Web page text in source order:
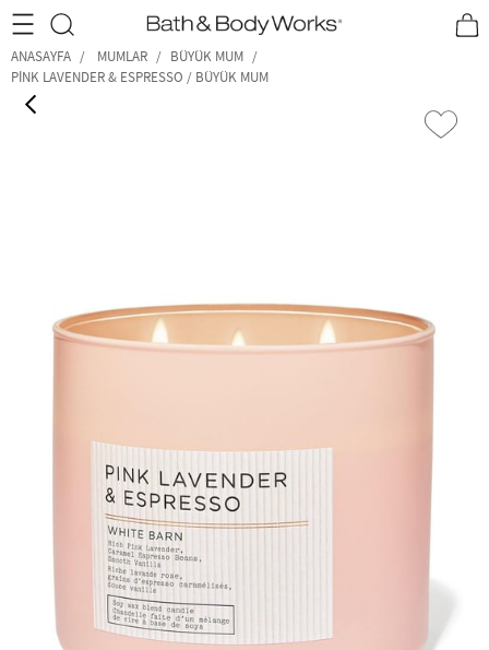
•2200₺ ve Üzeri Kargo Ücretsiz!• *Promosyon Detayları
ANASAYFA MUMLAR
BÜYÜK MUM
PINK LAVENDER & ESPRESSO / BÜYÜK MUM